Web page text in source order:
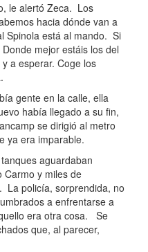
le alertó Zeca. Los
hacia dónde van a
Spinola está al mando. Si
mejor estáis los del
a esperar. Coge los
gente en la calle, ella
había llegado a su fin,
se dirigió al metro
ya era imparable.
aguardaban
Carmo y miles de
La policía, sorprendida, no
a enfrentarse a
era otra cosa. Se
que, al parecer,